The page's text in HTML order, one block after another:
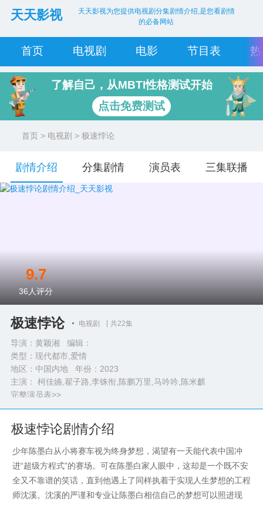
天天影视
天天影视为您提供电视剧分集剧情介绍,是您看剧情
的必备网站
首页 电视剧 电影 节目表
了解自己，从MBTI性格测试开始
点击免费测试
首页 > 电视剧 > 极速悖论
剧情介绍 分集剧情 演员表 三集联播
极速悖论 电视剧 共22集
导演：黄颖湘 编辑：
类型： 现代都市,爱情
地区：中国内地 年份： 2023
主演： 柯佳嬿,翟子路,李铢衔,陈鹏万里,马吟吟,陈米麒
完整演员表>>
9.7
36 人评分
极速悖论剧情介绍
少年陈墨白从小将赛车视为终身梦想，渴望有一天能代表中国冲
进“超级方程式”的赛场。可在陈墨白家人眼中，这却是一个既不安
全又不靠谱的笑话，直到他遇上了同样执着于实现人生梦想的工程
师沈溪。沈溪的严谨和专业让陈墨白相信自己的梦想可以照进现